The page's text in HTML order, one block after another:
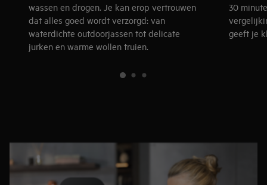
wassen en drogen. Je kan erop vertrouwen
dat alles goed wordt verzorgd: van
waterdichte outdoorjassen tot delicate
jurken en warme wollen truien.
30
geeft je